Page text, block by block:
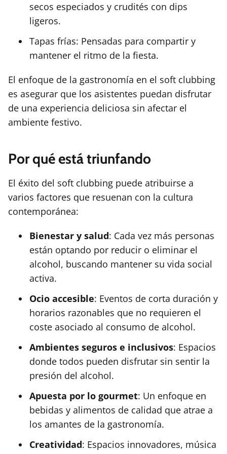
secos especiados y crudités con dips
ligeros.
Tapas frías: Pensadas para compartir y
mantener el ritmo de la fiesta.
El enfoque de la gastronomía en el soft clubbing
es asegurar que los asistentes puedan disfrutar
de una experiencia deliciosa sin afectar el
ambiente festivo.
Por qué está triunfando
El éxito del soft clubbing puede atribuirse a
varios factores que resuenan con la cultura
contemporánea:
Bienestar y salud: Cada vez más personas
están optando por reducir o eliminar el
alcohol, buscando mantener su vida social
activa.
Ocio accesible: Eventos de corta duración y
horarios razonables que no requieren el
coste asociado al consumo de alcohol.
Ambientes seguros e inclusivos: Espacios
donde todos pueden disfrutar sin sentir la
presión del alcohol.
Apuesta por lo gourmet: Un enfoque en
bebidas y alimentos de calidad que atrae a
los amantes de la gastronomía.
Creatividad: Espacios innovadores, música